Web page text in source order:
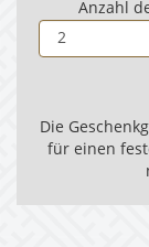
Anzahl
Die
für einen